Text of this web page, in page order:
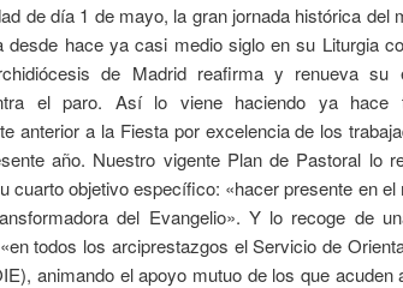
de día 1 de mayo, la gran jornada histórica del
desde hace ya casi medio siglo en su Liturgia
de Madrid reafirma y renueva su
el paro. Así lo viene haciendo ya hace
anterior a la Fiesta por excelencia de los
año. Nuestro vigente Plan de Pastoral lo
cuarto objetivo específico: «hacer presente en
del Evangelio». Y lo recoge de
todos los arciprestazgos el Servicio de
animando el apoyo mutuo de los que acuden